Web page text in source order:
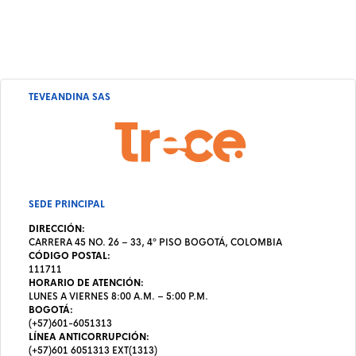
TEVEANDINA SAS
SEDE PRINCIPAL
DIRECCIÓN:
CARRERA 45 NO. 26 – 33, 4º PISO BOGOTÁ, COLOMBIA
CÓDIGO POSTAL:
111711
HORARIO DE ATENCIÓN:
LUNES A VIERNES 8:00 A.M. – 5:00 P.M.
BOGOTÁ:
(+57)601-6051313
LÍNEA ANTICORRUPCIÓN:
(+57)601 6051313 EXT(1313)